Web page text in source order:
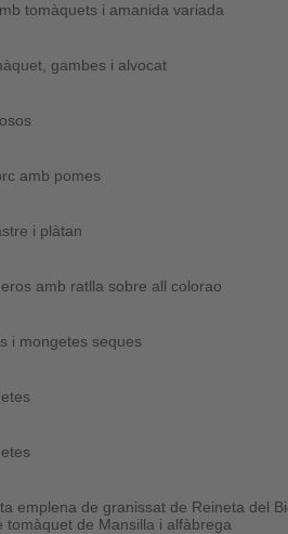
tomàquets i amanida variada
gambes i alvocat
amb pomes
i plàtan
amb ratlla sobre all colorao
i mongetes seques
emplena de granissat de Reineta del
tomàquet de Mansilla i alfàbrega